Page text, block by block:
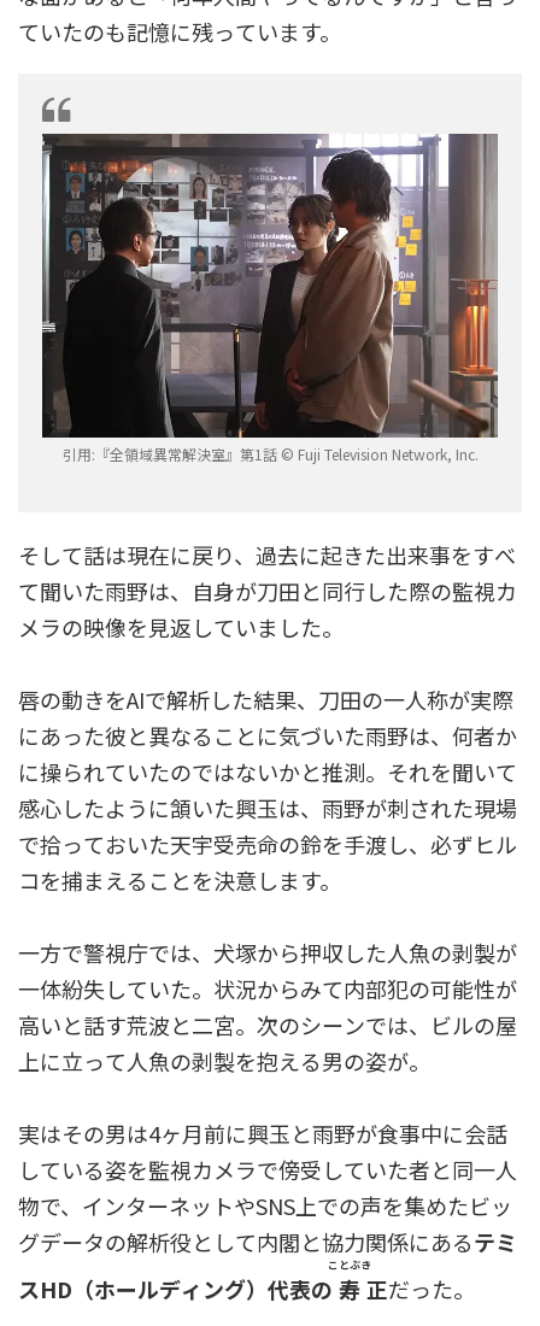
ていたのも記憶に残っています。
引用:『全領域異常解決室』第1話 © Fuji Television Network, Inc.
そして話は現在に戻り、過去に起きた出来事をすべ
て聞いた雨野は、自身が刀田と同行した際の監視カ
メラの映像を見返していました。
唇の動きをAIで解析した結果、刀田の一人称が実際
にあった彼と異なることに気づいた雨野は、何者か
に操られていたのではないかと推測。それを聞いて
感心したように頷いた興玉は、雨野が刺された現場
で拾っておいた天宇受売命の鈴を手渡し、必ずヒル
コを捕まえることを決意します。
一方で警視庁では、犬塚から押収した人魚の剥製が
一体紛失していた。状況からみて内部犯の可能性が
高いと話す荒波と二宮。次のシーンでは、ビルの屋
上に立って人魚の剥製を抱える男の姿が。
実はその男は4ヶ月前に興玉と雨野が食事中に会話
している姿を監視カメラで傍受していた者と同一人
物で、インターネットやSNS上での声を集めたビッ
グデータの解析役として内閣と協力関係にあるテミ
スHD（ホールディング）代表の 寿
ことぶき
正だった。